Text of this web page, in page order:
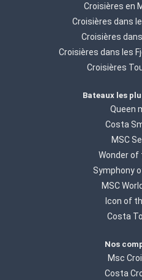
Croisières en
Croisières dans
Croisières
Croisières dans les
Croisières
Bateaux les
Queen
Costa
MSC
Wonder of
Symphony
MSC
Icon of
Costa
Nos
Msc
Costa